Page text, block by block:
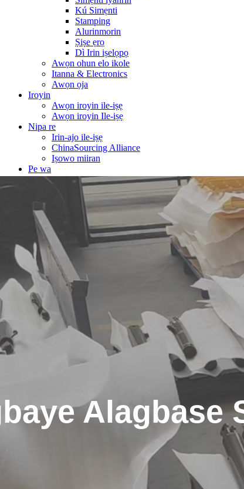
Kú Simẹnti
Stamping
Alurinmorin
Ṣiṣe ẹrọ
Dì Irin iṣelọpọ
Awọn ohun elo ikole
Itanna & Electronics
Awọn ọja
Iroyin
Awọn iroyin ile-iṣẹ
Awọn iroyin Ile-iṣẹ
Nipa re
Irin-ajo ile-iṣẹ
ChinaSourcing Alliance
Iṣowo miiran
Pe wa
Alagbase